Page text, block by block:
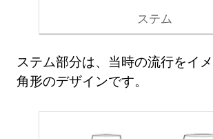
ステム
ステム部分は、当時の流行をイ
角形のデザインです。